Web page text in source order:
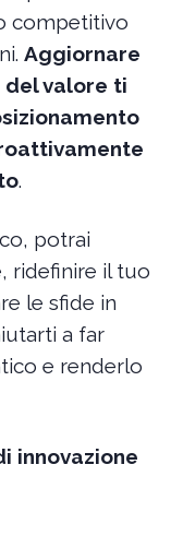
competitivo
Aggiornare
valore ti
.
potrai
ridefinire il tuo
le sfide in
a far
e renderlo
innovazione